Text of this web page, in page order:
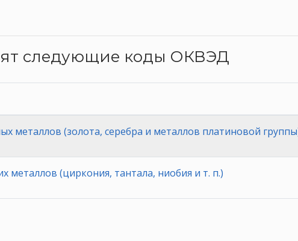
следующие коды ОКВЭД
металлов (золота, серебра и металлов платиновой
металлов (циркония, тантала, ниобия и т. п.)